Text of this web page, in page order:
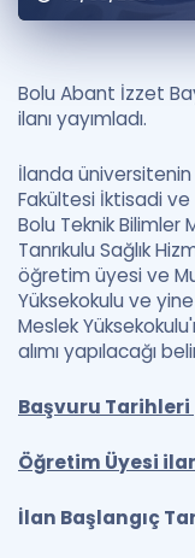
Puan
ÖSYM Sınav
Blog
İngilizce
Bolu Abant İzzet
ilanı yayımladı.
İlanda
Fakültesi İktisadi ve
Bolu Teknik Bilimler
Tanrıkulu Sağlık
öğretim üyesi ve
Yüksekokulu ve
Meslek
alımı yapılacağı
Başvuru Tarihleri
Öğretim Üyesi
İlan Başlangıç